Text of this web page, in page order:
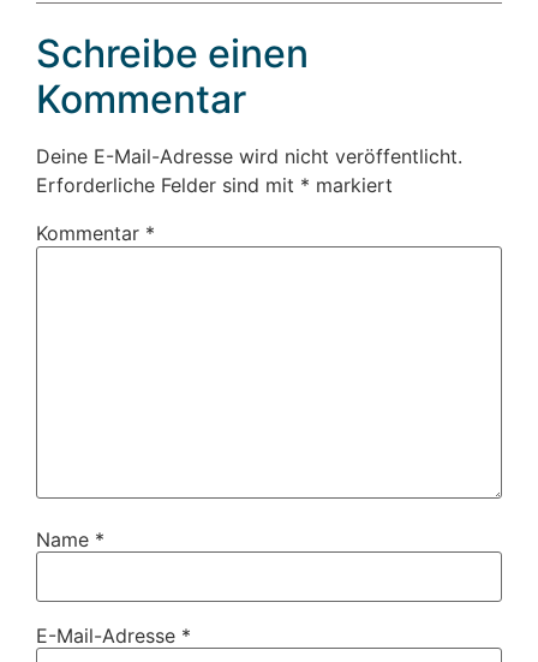
Schreibe einen
Kommentar
Deine E-Mail-Adresse wird nicht veröffentlicht.
Erforderliche Felder sind mit * markiert
Kommentar *
Name *
E-Mail-Adresse *